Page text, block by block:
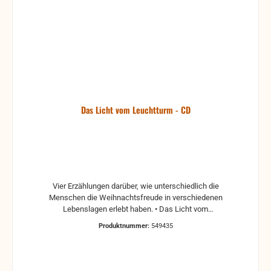
Das Licht vom Leuchtturm - CD
Vier Erzählungen darüber, wie unterschiedlich die
Menschen die Weihnachtsfreude in verschiedenen
Lebenslagen erlebt haben. • Das Licht vom
Produktnummer: 549435